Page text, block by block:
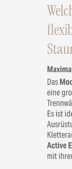
Das
eine
Es ist
Active
mit